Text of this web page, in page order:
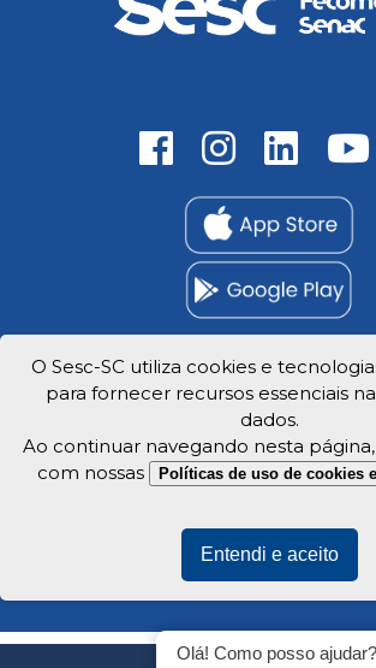
Trabalhe Conosco
Privacidade e dados
Veja o mapa do site
O Sesc-SC utiliza cookies e
para fornecer recursos essenciais
dados.
Ao continuar navegando nesta
com nossas
Políticas de uso de cookies
Entendi e aceito
Olá! Como posso ajudar?